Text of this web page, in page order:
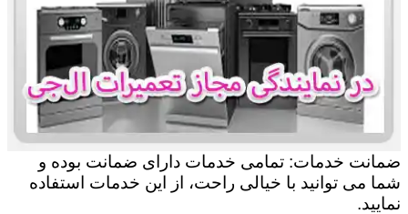
ضمانت خدمات: تمامی خدمات دارای ضمانت بوده و
شما می توانید با خیالی راحت، از این خدمات استفاده
نمایید.